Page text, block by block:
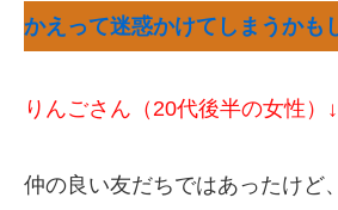
かえって迷惑かけてしまうかも
りんごさん（20代後半の女性）↓
仲の良い友だちではあったけど